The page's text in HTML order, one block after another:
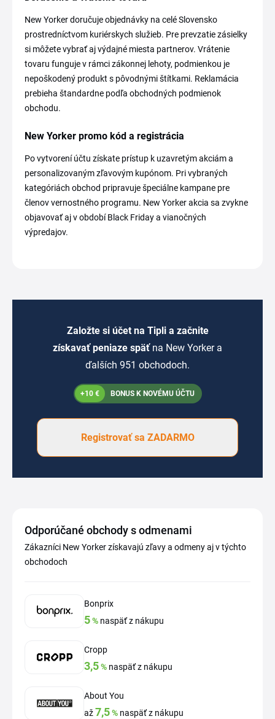
New Yorker doručuje objednávky na celé Slovensko
prostredníctvom kuriérskych služieb. Pre prevzatie zásielky
si môžete vybrať aj výdajné miesta partnerov. Vrátenie
tovaru funguje v rámci zákonnej lehoty, podmienkou je
nepoškodený produkt s pôvodnými štítkami. Reklamácia
prebieha štandardne podľa obchodných podmienok
obchodu.
New Yorker promo kód a registrácia
Po vytvorení účtu získate prístup k uzavretým akciám a
personalizovaným zľavovým kupónom. Pri vybraných
kategóriách obchod pripravuje špeciálne kampane pre
členov vernostného programu. New Yorker akcia sa zvykne
objavovať aj v období Black Friday a vianočných
výpredajov.
Založte si účet na Tipli a začnite
získavať peniaze späť na New Yorker a
ďalších 951 obchodoch.
+10 € BONUS K NOVÉMU ÚČTU
Registrovať sa ZADARMO
Odporúčané obchody s odmenami
Zákazníci New Yorker získavajú zľavy a odmeny aj v týchto
obchodoch
Bonprix
5% naspäť z nákupu
Cropp
3,5% naspäť z nákupu
About You
až7,5% naspäť z nákupu